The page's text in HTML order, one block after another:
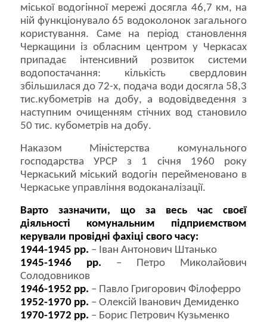
міської водогінної мережі досягла 46,7 км, на
ній функціонувало 65 водоколонок загального
користування. Саме на період становлення
Черкащини із обласним центром у Черкасах
припадає інтенсивний розвиток системи
водопостачання: кількість свердловин
збільшилася до 72-х, подача води досягла 58,3
тис.кубометрів на добу, а водовідведення з
наступним очищенням стічних вод становило
50 тис. кубометрів на добу.
Наказом Міністерства комунального
господарства УРСР з 1 січня 1960 року
Черкаський міський водогін перейменовано в
Черкаське управління водоканалізації.
Варто зазначити, що за весь час своєї
діяльності комунальним підприємством
керували провідні фахіці свого часу:
1944-1945 рр. – Іван Антонович Штанько
1945-1946 рр. – Петро Миколайович
Солодовников
1946-1952 рр. – Павло Григорович Філоферро
1952-1970 рр. – Олексій Іванович Демиденко
1970-1972 рр. – Борис Петрович Кузьменко